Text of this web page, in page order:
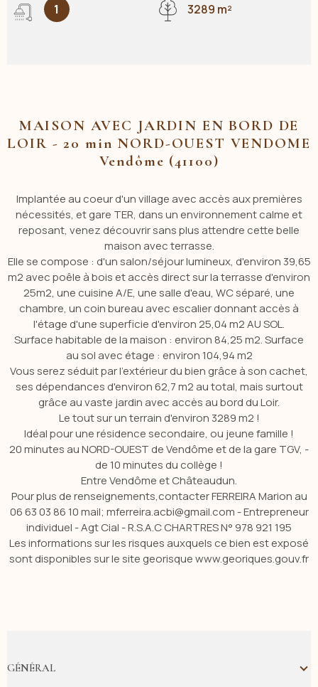
1 3289 m²
MAISON AVEC JARDIN EN BORD DE
LOIR - 20 min NORD-OUEST VENDOME
Vendôme (41100)
Implantée au coeur d'un village avec accès aux premières
nécessités, et gare TER, dans un environnement calme et
reposant, venez découvrir sans plus attendre cette belle
maison avec terrasse.
Elle se compose : d'un salon/séjour lumineux, d'environ 39,65
m2 avec poêle à bois et accès direct sur la terrasse d'environ
25m2, une cuisine A/E, une salle d'eau, WC séparé, une
chambre, un coin bureau avec escalier donnant accès à
l'étage d'une superficie d'environ 25,04 m2 AU SOL.
Surface habitable de la maison : environ 84,25 m2.Surface
au sol avec étage : environ 104,94 m2
Vous serez séduit par l'extérieur du bien grâce à son cachet,
ses dépendances d'environ 62,7 m2 au total, mais surtout
grâce au vaste jardin avec accès au bord du Loir.
Le tout sur un terrain d'environ 3289 m2 !
Idéal pour une résidence secondaire, ou jeune famille !
20 minutes au NORD-OUEST de Vendôme et de la gare TGV, -
de 10 minutes du collège !
Entre Vendôme et Châteaudun.
Pour plus de renseignements,contacter FERREIRA Marion au
06 63 03 86 10 mail; mferreira.acbi@gmail.com - Entrepreneur
individuel - Agt Cial - R.S.A.C CHARTRES N° 978 921 195
Les informations sur les risques auxquels ce bien est exposé
sont disponibles sur le site georisque www.georiques.gouv.fr
GÉNÉRAL